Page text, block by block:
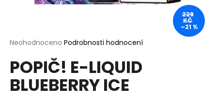
Průměrné
produktu
je
0,0
Neohodnoceno Podrobnosti hodnocení
POPIČ! E-LIQUID
BLUEBERRY ICE
229
KČ
–21 %
í
t
?